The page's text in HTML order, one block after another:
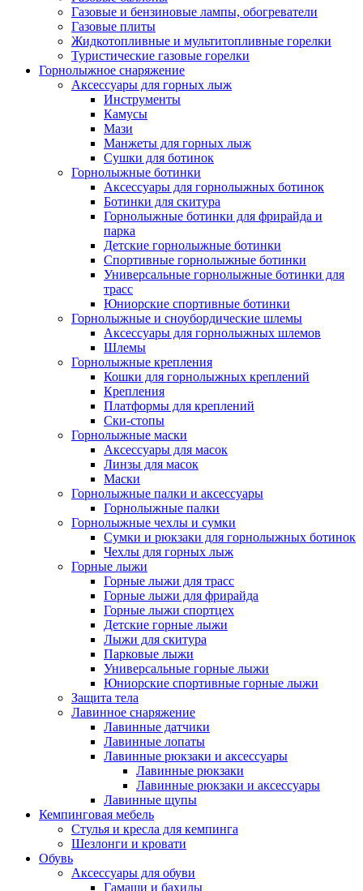
Газовые и бензиновые лампы, обогреватели
Газовые плиты
Жидкотопливные и мультитопливные горелки
Туристические газовые горелки
Горнолыжное снаряжение
Аксессуары для горных лыж
Инструменты
Камусы
Мази
Манжеты для горных лыж
Сушки для ботинок
Горнолыжные ботинки
Аксессуары для горнолыжных ботинок
Ботинки для скитура
Горнолыжные ботинки для фрирайда и
парка
Детские горнолыжные ботинки
Спортивные горнолыжные ботинки
Универсальные горнолыжные ботинки для
трасс
Юниорские спортивные ботинки
Горнолыжные и сноубордические шлемы
Аксессуары для горнолыжных шлемов
Шлемы
Горнолыжные крепления
Кошки для горнолыжных креплений
Крепления
Платформы для креплений
Ски-стопы
Горнолыжные маски
Аксессуары для масок
Линзы для масок
Маски
Горнолыжные палки и аксессуары
Горнолыжные палки
Горнолыжные чехлы и сумки
Сумки и рюкзаки для горнолыжных ботинок
Чехлы для горных лыж
Горные лыжи
Горные лыжи для трасс
Горные лыжи для фрирайда
Горные лыжи спортцех
Детские горные лыжи
Лыжи для скитура
Парковые лыжи
Универсальные горные лыжи
Юниорские спортивные горные лыжи
Защита тела
Лавинное снаряжение
Лавинные датчики
Лавинные лопаты
Лавинные рюкзаки и аксессуары
Лавинные рюкзаки
Лавинные рюкзаки и аксессуары
Лавинные щупы
Кемпинговая мебель
Стулья и кресла для кемпинга
Шезлонги и кровати
Обувь
Аксессуары для обуви
Гамаши и бахилы